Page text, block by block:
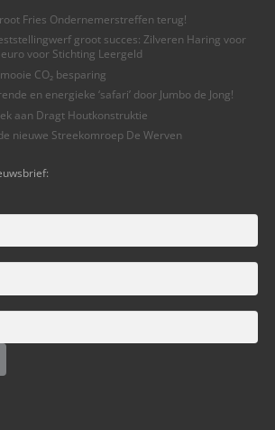
Fries Ondernemerstreffen terug!
groot succes: Zilveren Haring voor
voor Stichting Leergeld
CO₂ besparing
en energieke ‘safari’ door Jumbo de Jong!
aan Dragt Houtkonstruktie
nieuwe Streekomroep De Werven